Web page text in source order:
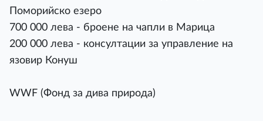
Поморийско езеро
700 000 лева - броене на чапли в Марица
200 000 лева - консултации за управление на
язовир Конуш
WWF (Фонд за дива природа)